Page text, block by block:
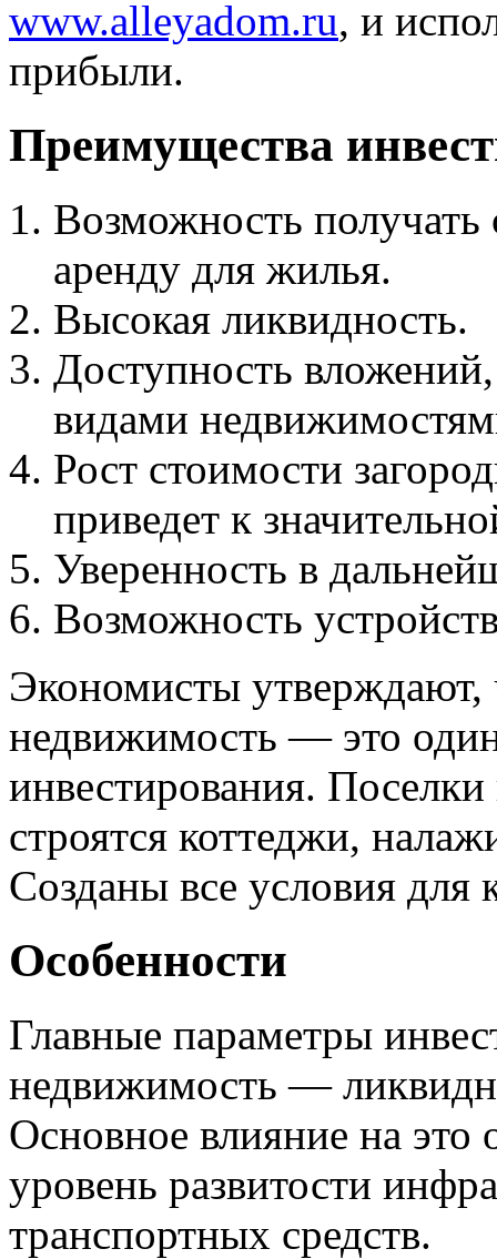
www.alleyadom.ru, и
прибыли.
Преимущества
Возможность
аренду для жилья.
Высокая ликвидность.
Доступность
видами
Рост стоимости
приведет к
Уверенность в
Возможность
Экономисты утверждают,
недвижимость — это
инвестирования.
строятся коттеджи,
Созданы все условия для
Особенности
Главные параметры
недвижимость —
Основное влияние на это
уровень развитости
транспортных средств.